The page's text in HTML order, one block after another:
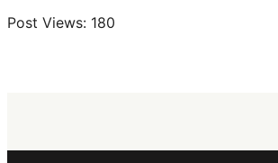
Post Views: 180